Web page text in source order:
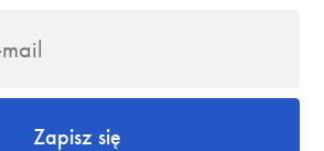
Zapisz się